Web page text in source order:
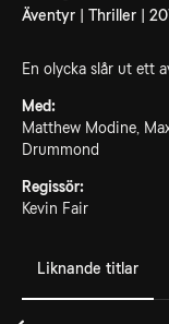
Äventyr | Thriller |
En olycka slår ut ett
Med:
Matthew Modine,
Drummond
Regissör:
Kevin Fair
Liknande titlar